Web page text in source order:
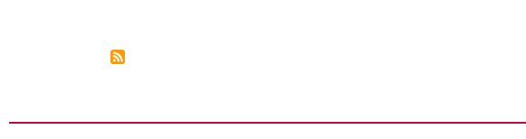
Seitennummerierung